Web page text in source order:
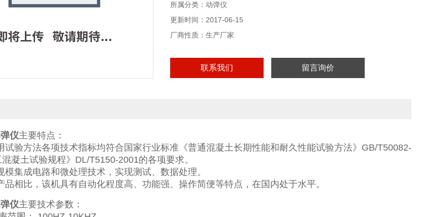
所属分类：动弹仪
更新时间：2017-06-15
厂商性质：生产厂家
联系我们 留言询价
仪主要特点：
试验方法各项技术指标均符合国家行业标准《普通混凝土长期性能和耐久性能试验方法》GB/T50082-
凝土试验规程》DL/T5150-2001的各项要求。
模集成电路和微处理技术，实现测试、数据处理。
品相比，该机具有自动化程度高、功能强、操作简便等特点，在国内处于水平。
仪主要技术参数：